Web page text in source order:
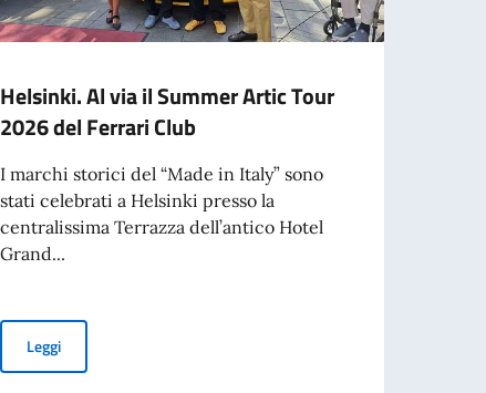
non è valido per l’ingresso in Finlandia
Helsinki. Al via il Summer Artic Tour
2026 del Ferrari Club
I marchi storici del “Made in Italy” sono
stati celebrati a Helsinki presso la
centralissima Terrazza dell’antico Hotel
Grand...
LeggiHelsinki. Al via il Summer Artic Tour 2026 del Ferrari Club